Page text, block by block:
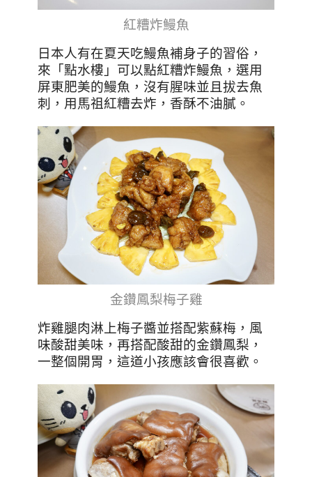
紅糟炸鰻魚
日本人有在夏天吃鰻魚補身子的習俗，
來「點水樓」可以點紅糟炸鰻魚，選用
屏東肥美的鰻魚，沒有腥味並且拔去魚
刺，用馬祖紅糟去炸，香酥不油膩。
金鑽鳳梨梅子雞
炸雞腿肉淋上梅子醬並搭配紫蘇梅，風
味酸甜美味，再搭配酸甜的金鑽鳳梨，
一整個開胃，這道小孩應該會很喜歡。